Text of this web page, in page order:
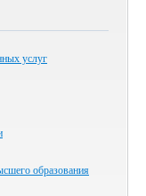
услуг
образования